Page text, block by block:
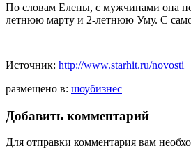
По словам Елены, с мужчинами она
летнюю марту и 2-летнюю Уму. С
Источник: http://www.starhit.ru/novosti
размещено в: шоубизнес
Добавить комментарий
Для отправки комментария вам